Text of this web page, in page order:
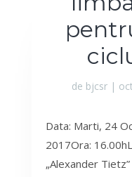
de bjcsr |
Data: Marti, 24
2017Ora:
„Alexander